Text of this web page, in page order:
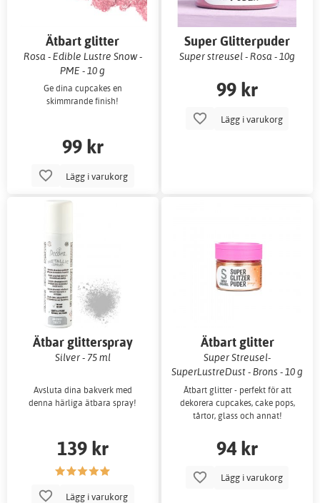
Ätbart glitter
Rosa - Edible Lustre Snow -
PME - 10 g
Ge dina cupcakes en
skimmrande finish!
99 kr
Lägg i varukorg
Super Glitterpuder
Super streusel - Rosa - 10g
99 kr
Lägg i varukorg
Ätbar glitterspray
Silver - 75 ml
Avsluta dina bakverk med
denna härliga ätbara spray!
139 kr
Lägg i varukorg
Ätbart glitter
Super Streusel-
SuperLustreDust - Brons - 10 g
Ätbart glitter - perfekt för att
dekorera cupcakes, cake pops,
tårtor, glass och annat!
94 kr
Lägg i varukorg